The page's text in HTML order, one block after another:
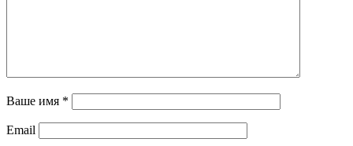
Ваше имя *
Email